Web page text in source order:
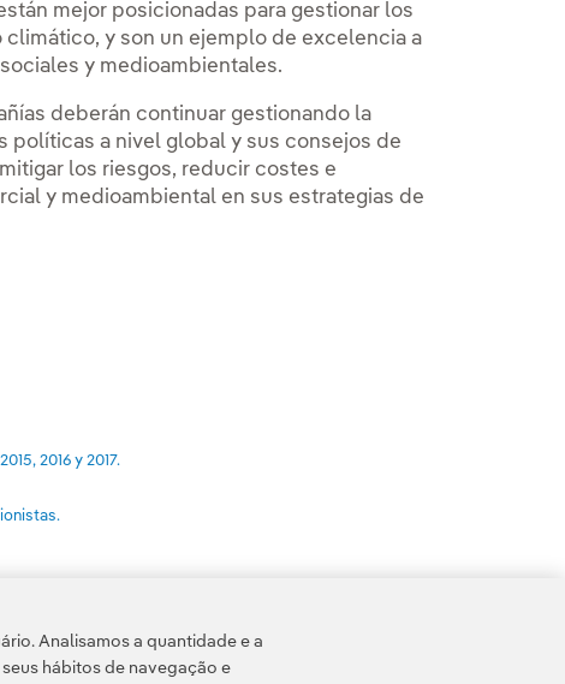
mejor posicionadas para gestionar los
y son un ejemplo de excelencia a
y medioambientales.
deberán continuar gestionando la
políticas a nivel global y sus consejos de
los riesgos, reducir costes e
y medioambiental en sus estrategias de
2016 y 2017.
Analisamos a quantidade e a
hábitos de navegação e